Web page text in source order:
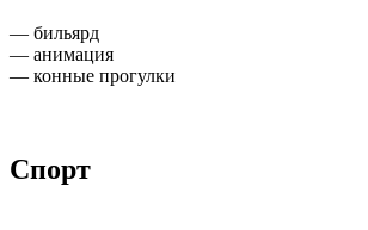
— бильярд
— анимация
— конные прогулки
Спорт